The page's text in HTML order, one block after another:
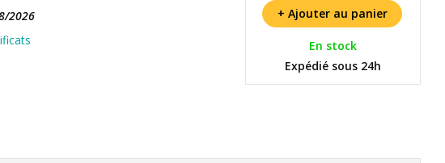
En stock
Expédié sous 24h
2026